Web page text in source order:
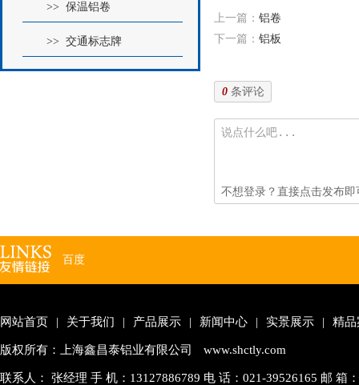
>> 保温铝卷
>> 交通标志牌
上一篇： 铝卷
下一篇： 铝板
0 条评论
不想登录？直接点击发布
百度
网站首页 | 关于我们 | 产品展示 | 新闻中心 | 实景展示 | 精品
版权所有：上海鑫昌泰铝业有限公司 www.shctly.com
联系人： 张经理 手 机：13127886789 电 话：021-39526165 邮 箱